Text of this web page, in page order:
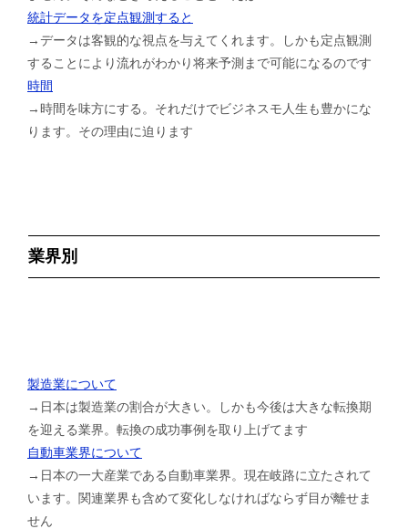
統計データを定点観測すると
→データは客観的な視点を与えてくれます。しかも定点観測
することにより流れがわかり将来予測まで可能になるのです
時間
→時間を味方にする。それだけでビジネスモ人生も豊かにな
ります。その理由に迫ります
業界別
製造業について
→日本は製造業の割合が大きい。しかも今後は大きな転換期
を迎える業界。転換の成功事例を取り上げてます
自動車業界について
→日本の一大産業である自動車業界。現在岐路に立たされて
います。関連業界も含めて変化しなければならず目が離せま
せん